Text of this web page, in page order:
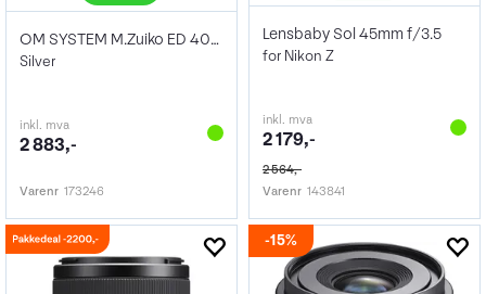
OM SYSTEM M.Zuiko ED 40-150mm f/4.0-5.6R
Silver
inkl. mva
2 883,-
Varenr 173246
Lensbaby Sol 45mm f/3.5
for Nikon Z
inkl. mva
2 179,-
2 564,-
Varenr 143841
15%